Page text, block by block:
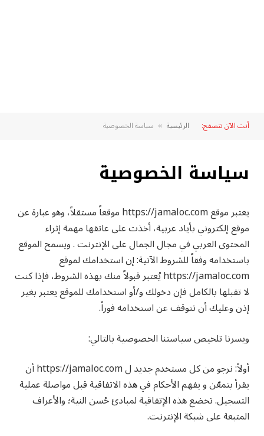
أنت الآن تتصفح: الرئيسية » سياسة الخصوصية
سياسة الخصوصية
يعتبر موقع https://jamaloc.com موقعاً مستقلاً، وهو عبارة عن
موقع إلكتروني بأياد عربية، أخذت على عاتقها مهمة إثراء
المحتوى العربي في مجال الجمال على الإنترنت . ويسمح الموقع
باستخدامه وفقاً للشروط الآتية: إن استخدامك لموقع
https://jamaloc.com يُعتبر قبولاً منك بهذه الشروط، فإذا كنت
لا تقبلها بالكامل فإن دخولك و/أو استخدامك للموقع يعتبر بغير
إذن وعليك أن تتوقف عن استخدامه فوراً.
ويسرنا تلخيص سياستنا الخصوصية بالتالي:
أولاً: نرجو من كل مستخدم جديد ل https://jamaloc.com أن
يقرأ بتمعّن و يفهم الأحكام في هذه الاتفاقية قبل مواصلة عملية
التسجيل. تخضع هذه الإتفاقية لمبادئ حُسن النية؛ والأعراف
المتبعة على شبكة الإنترنت.‏